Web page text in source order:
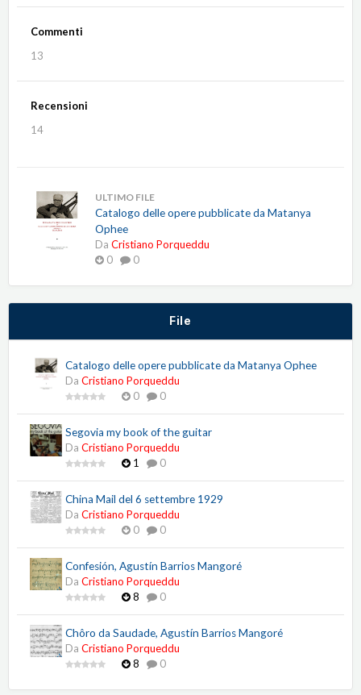
Commenti
13
Recensioni
14
ULTIMO FILE
Catalogo delle opere pubblicate da Matanya
Ophee
Da Cristiano Porqueddu
0
0
File
Catalogo delle opere pubblicate da Matanya Ophee
Da Cristiano Porqueddu
0
0
Segovia my book of the guitar
Da Cristiano Porqueddu
1
0
China Mail del 6 settembre 1929
Da Cristiano Porqueddu
0
0
Confesión, Agustín Barrios Mangoré
Da Cristiano Porqueddu
8
0
Chôro da Saudade, Agustín Barrios Mangoré
Da Cristiano Porqueddu
8
0